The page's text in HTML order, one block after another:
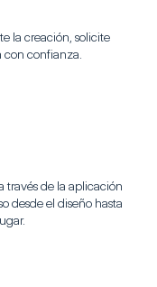
la creación, solicite
con confianza.
través de la aplicación
desde el diseño hasta